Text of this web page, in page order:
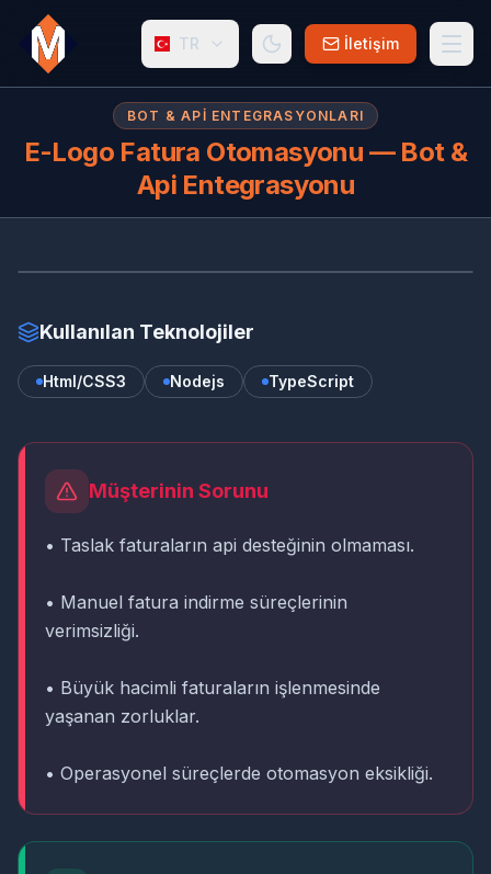
TR İletişim
BOT & API ENTEGRASYONLARI
E-Logo Fatura Otomasyonu — Bot &
Api Entegrasyonu
E-
Kullanılan Teknolojiler
Html/CSS3 Nodejs TypeScript
Müşterinin Sorunu
• Taslak faturaların api desteğinin olmaması.
• Manuel fatura indirme süreçlerinin
verimsizliği.
• Büyük hacimli faturaların işlenmesinde
yaşanan zorluklar.
• Operasyonel süreçlerde otomasyon eksikliği.